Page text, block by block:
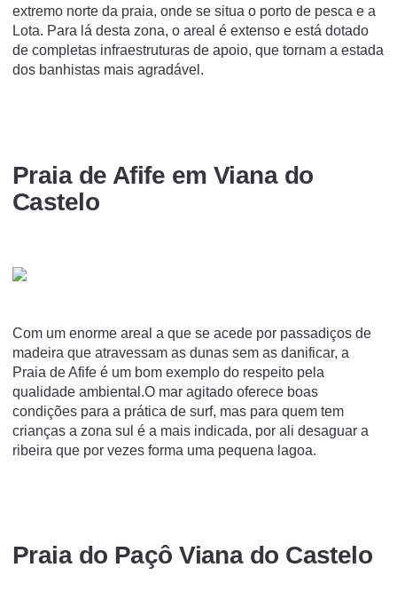
extremo norte da praia, onde se situa o porto de pesca e a
Lota. Para lá desta zona, o areal é extenso e está dotado
de completas infraestruturas de apoio, que tornam a estada
dos banhistas mais agradável.
Praia de Afife em Viana do
Castelo
Com um enorme areal a que se acede por passadiços de
madeira que atravessam as dunas sem as danificar, a
Praia de Afife é um bom exemplo do respeito pela
qualidade ambiental.O mar agitado oferece boas
condições para a prática de surf, mas para quem tem
crianças a zona sul é a mais indicada, por ali desaguar a
ribeira que por vezes forma uma pequena lagoa.
Praia do Paçô Viana do Castelo